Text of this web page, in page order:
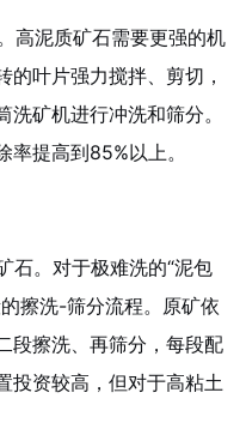
高泥质矿石需要更强的机
叶片强力搅拌、剪切，
矿机进行冲洗和筛分。
提高到85%以上。
石。对于极难洗的“泥包
擦洗-筛分流程。原矿依
段擦洗、再筛分，每段配
投资较高，但对于高粘土